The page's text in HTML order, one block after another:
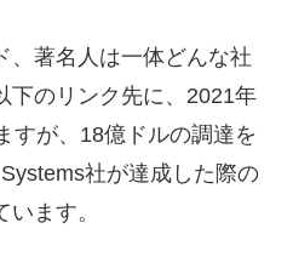
、著名人は一体どんな社
下のリンク先に、2021年
すが、18億ドルの調達を
社が達成した際の
ます。